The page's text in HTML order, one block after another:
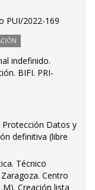
PUI/2022-169
indefinido.
BIFI. PRI-
Protección Datos y
definitiva (libre
Técnico
Centro
Creación lista